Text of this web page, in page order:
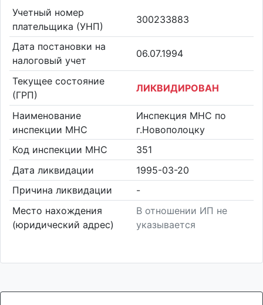
Учетный номер
плательщика (УНП)
300233883
Дата постановки на
налоговый учет
06.07.1994
Текущее состояние
(ГРП)
ЛИКВИДИРОВАН
Наименование
инспекции МНС
Инспекция МНС по
г.Новополоцку
Код инспекции МНС
351
Дата ликвидации
1995-03-20
Причина ликвидации
-
Место нахождения
(юридический адрес)
В отношении ИП не
указывается